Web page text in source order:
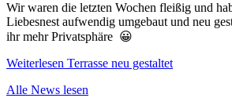
Wir waren die letzten Wochen fleißig und
Liebesnest aufwendig umgebaut und neu
ihr mehr Privatsphäre 😀
Weiterlesen Terrasse neu gestaltet
Alle News lesen